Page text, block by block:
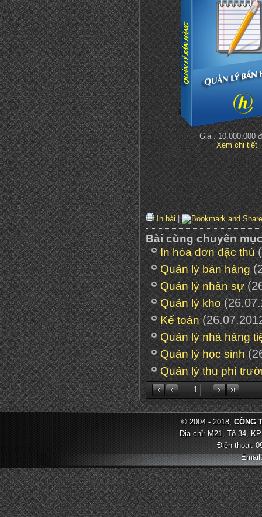
Giá : 10.000.000
Xem chi tiết
In bài|
Bài cùng chuyên
In hóa đơn đặc thù
Quản lý bán hàng
Quản lý nhân sự
Quản lý kho
Kế toán
Quản lý nhà hàng
Quản lý học sinh
Quản lý thu phí
1
© 2004 - 2018, CÔNG
Địa chỉ: M21, Tổ 34,
Điện thoại: